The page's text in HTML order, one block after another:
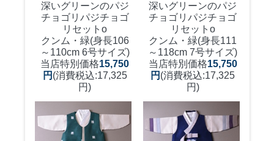
深いグリーンのパジ
チョゴリ パジチョゴ
リセットo
クンム・緑(身長106
～110cm 6号サイズ)
当店特別価格15,750
円 (消費税込:17,325
円)
深いグリーンのパジ
チョゴリパジチョゴ
リセットo
クンム・緑(身長111
～118cm 7号サイズ)
当店特別価格15,750
円 (消費税込:17,325
円)